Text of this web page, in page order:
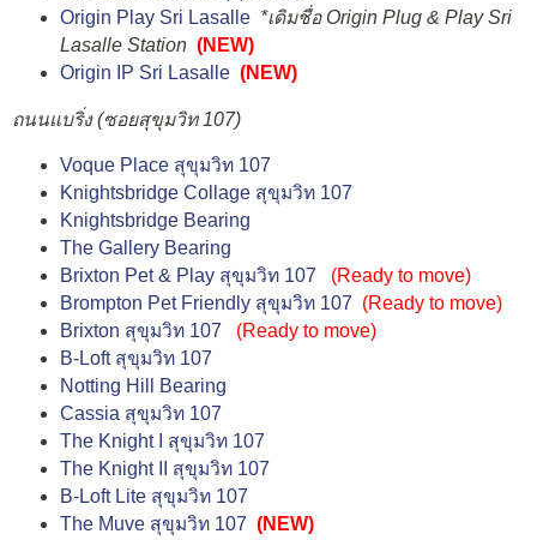
Origin Play Sri Lasalle *เดิมชื่อ Origin Plug & Play Sri
Lasalle Station (NEW)
Origin IP Sri Lasalle (NEW)
ถนนแบริ่ง (ซอยสุขุมวิท 107)
Voque Place สุขุมวิท 107
Knightsbridge Collage สุขุมวิท 107
Knightsbridge Bearing
The Gallery Bearing
Brixton Pet & Play สุขุมวิท 107
(Ready to move)
Brompton Pet Friendly สุขุมวิท 107 (Ready to move)
Brixton สุขุมวิท 107
(Ready to move)
B-Loft สุขุมวิท 107
Notting Hill Bearing
Cassia สุขุมวิท 107
The Knight I สุขุมวิท 107
The Knight II สุขุมวิท 107
B-Loft Lite สุขุมวิท 107
The Muve สุขุมวิท 107 (NEW)